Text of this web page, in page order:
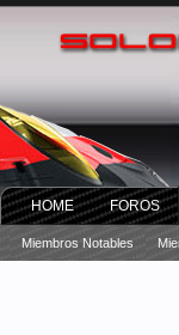
HOME FOROS
Miembros Notables